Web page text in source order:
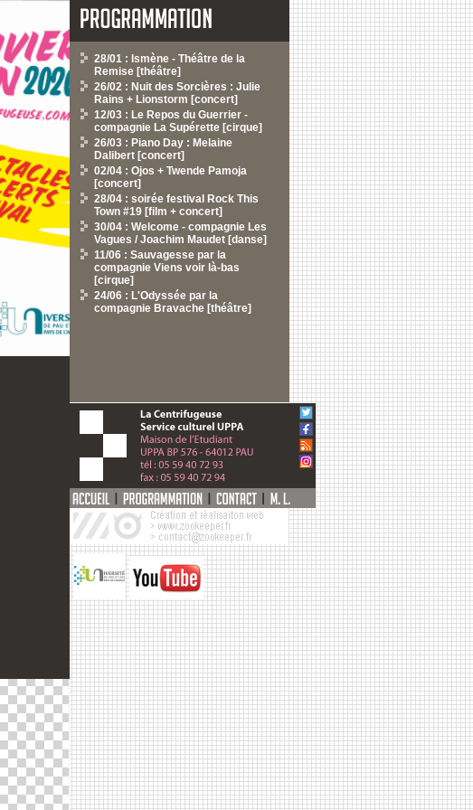
28/01 : Ismène - Théâtre de la
Remise [théâtre]
26/02 : Nuit des Sorcières : Julie
Rains + Lionstorm [concert]
12/03 : Le Repos du Guerrier -
compagnie La Supérette [cirque]
26/03 : Piano Day : Melaine
Dalibert [concert]
02/04 : Ojos + Twende Pamoja
[concert]
28/04 : soirée festival Rock This
Town #19 [film + concert]
30/04 : Welcome - compagnie Les
Vagues / Joachim Maudet [danse]
11/06 : Sauvagesse par la
compagnie Viens voir là-bas
[cirque]
24/06 : L'Odyssée par la
compagnie Bravache [théâtre]